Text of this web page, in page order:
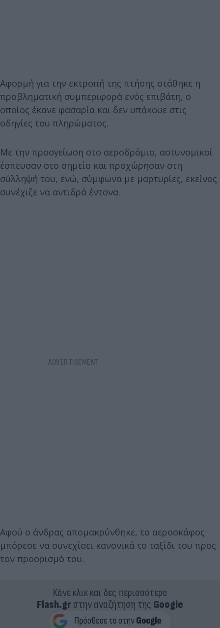
Αφορμή για την εκτροπή της πτήσης στάθηκε η
προβληματική συμπεριφορά ενός επιβάτη, ο
οποίος έκανε φασαρία και δεν υπάκουε στις
οδηγίες του πληρώματος.
Με την προσγείωση στο αεροδρόμιο, αστυνομικοί
έσπευσαν στο σημείο και προχώρησαν στη
σύλληψή του, ενώ, σύμφωνα με μαρτυρίες, εκείνος
συνέχιζε να αντιδρά έντονα.
Αφού ο άνδρας απομακρύνθηκε, το αεροσκάφος
μπόρεσε να συνεχίσει κανονικά το ταξίδι του προς
τον προορισμό του.
Κάνε κλικ και δες περισσότερο
Flash.grστην αναζήτηση της Google